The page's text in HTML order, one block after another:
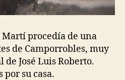
procedía de una
de Camporrobles, muy
José Luis Roberto.
por su casa.